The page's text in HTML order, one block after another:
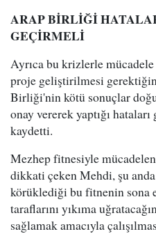
ARAP BİRLİĞİ
GEÇİRMELİ
Ayrıca bu krizlerle
proje geliştirilmesi
Birliği'nin kötü sonuçlar
onay vererek yaptığı
kaydetti.
Mezhep fitnesiyle
dikkati çeken Mehdi, şu
körüklediği bu fitnenin sona
taraflarını yıkıma
sağlamak amacıyla